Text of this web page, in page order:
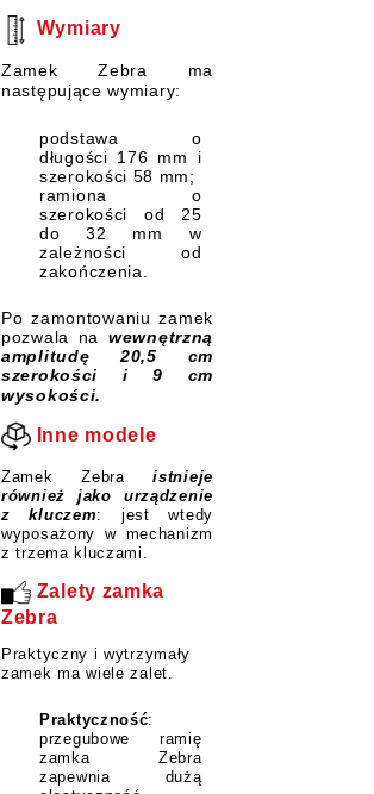
Wymiary
Zamek Zebra ma
następujące wymiary:
podstawa o
długości 176 mm i
szerokości 58 mm;
ramiona o
szerokości od 25
do 32 mm w
zależności od
zakończenia.
Po zamontowaniu zamek
pozwala na wewnętrzną
amplitudę 20,5 cm
szerokości i 9 cm
wysokości.
Inne modele
Zamek Zebraistnieje
również jako urządzenie
z kluczem: jest wtedy
wyposażony w mechanizm
z trzema kluczami.
Zalety zamka
Zebra
Praktyczny i wytrzymały
zamek ma wiele zalet.
Praktyczność:
przegubowe ramię
zamka Zebra
zapewnia dużą